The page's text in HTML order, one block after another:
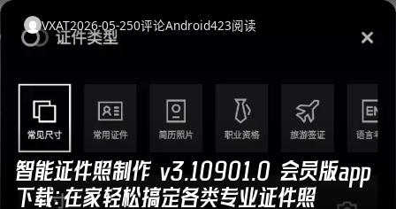
VXAT2026-05-250评论Android423阅读
智能证件照制作 v3.10901.0 会员版app
下载：在家轻松搞定各类专业证件照